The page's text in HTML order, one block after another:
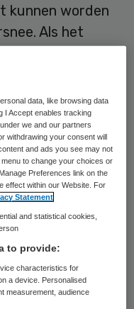
kunnen worden
Als het
een rechter
tot zo’n
Twee
en twee
in het vakblad
beslist of ze
nee. Maar voor
wel nodig.
zo’n situatie in
de
data, like browsing data
I Accept enables tracking
we and our partners
withdrawing your consent will
and ads you see may not
to change your choices or
Preferences link on the
effect within our Website. For
Statement
and statistical cookies,
to provide:
characteristics for
a device. Personalised
measurement, audience